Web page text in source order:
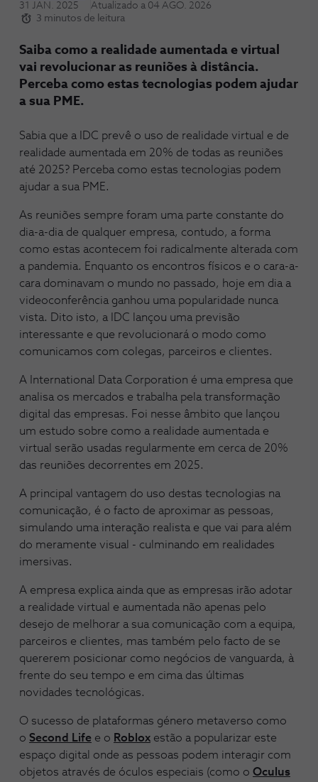
31 JAN. 2025
Atualizado a 04 AGO. 2026
3 minutos de leitura
Saiba como a realidade aumentada e virtual
vai revolucionar as reuniões à distância.
Perceba como estas tecnologias podem ajudar
a sua PME.
Sabia que a IDC prevê o uso de realidade virtual e de
realidade aumentada em 20% de todas as reuniões
até 2025? Perceba como estas tecnologias podem
ajudar a sua PME.
As reuniões sempre foram uma parte constante do
dia-a-dia de qualquer empresa, contudo, a forma
como estas acontecem foi radicalmente alterada com
a pandemia. Enquanto os encontros físicos e o cara-a-
cara dominavam o mundo no passado, hoje em dia a
videoconferência ganhou uma popularidade nunca
vista. Dito isto, a IDC lançou uma previsão
interessante e que revolucionará o modo como
comunicamos com colegas, parceiros e clientes.
A International Data Corporation é uma empresa que
analisa os mercados e trabalha pela transformação
digital das empresas. Foi nesse âmbito que lançou
um estudo sobre como a realidade aumentada e
virtual serão usadas regularmente em cerca de 20%
das reuniões decorrentes em 2025.
A principal vantagem do uso destas tecnologias na
comunicação, é o facto de aproximar as pessoas,
simulando uma interação realista e que vai para além
do meramente visual - culminando em realidades
imersivas.
A empresa explica ainda que as empresas irão adotar
a realidade virtual e aumentada não apenas pelo
desejo de melhorar a sua comunicação com a equipa,
parceiros e clientes, mas também pelo facto de se
quererem posicionar como negócios de vanguarda, à
frente do seu tempo e em cima das últimas
novidades tecnológicas.
O sucesso de plataformas género metaverso como
o Second Life e o Roblox estão a popularizar este
espaço digital onde as pessoas podem interagir com
objetos através de óculos especiais (como o Oculus